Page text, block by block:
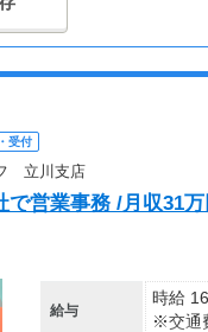
受付
立川支店
で営業事務 /月収31
給与
時給
※交通